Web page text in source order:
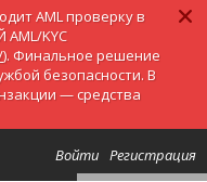
AML проверку в
KYC
). Финальное решение
безопасности. В
— средства
Регистрация
Войти